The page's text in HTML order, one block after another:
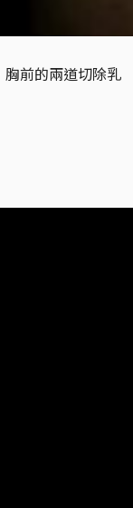
前的兩道切除乳